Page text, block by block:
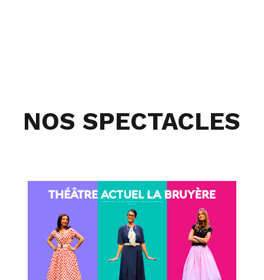
NOS SPECTACLES